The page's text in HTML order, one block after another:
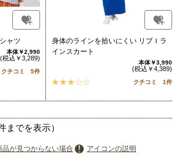
ャツ
本体￥2,990
(税込￥3,289)
クチコミ 5件
身体のラインを拾いにくい リブＩラ
インスカート
本体￥3,990
(税込￥4,389)
クチコミ 1件
までを表示）
が見つからない場合 アイコンの説明